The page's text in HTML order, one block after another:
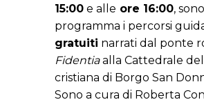
15:00 e alle ore 16:00,
programma i percorsi
gratuiti narrati dal ponte
Fidentiaalla Cattedrale
cristiana di Borgo San
Sono a cura di Roberta